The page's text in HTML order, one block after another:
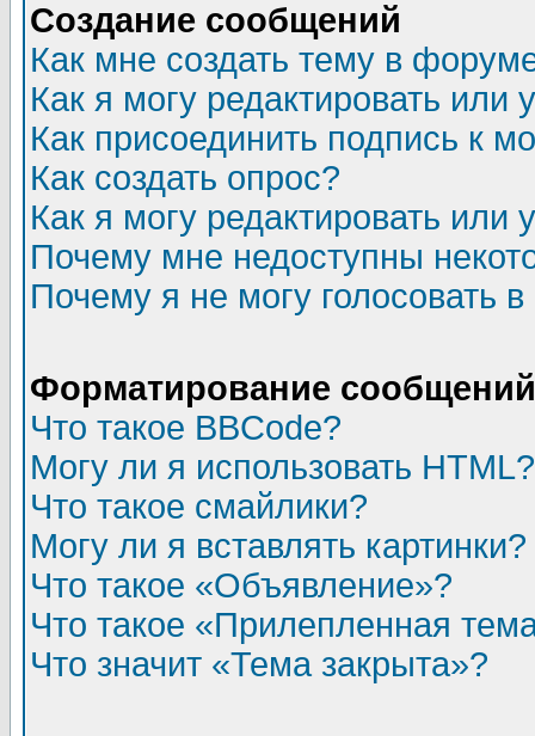
Создание сообщений
Как мне создать тему в
Как я могу редактировать или
Как присоединить подпись к
Как создать опрос?
Как я могу редактировать или
Почему мне недоступны
Почему я не могу голосовать
Форматирование
Что такое BBCode?
Могу ли я использовать HTML?
Что такое смайлики?
Могу ли я вставлять картинки?
Что такое «Объявление»?
Что такое «Прилепленная
Что значит «Тема закрыта»?